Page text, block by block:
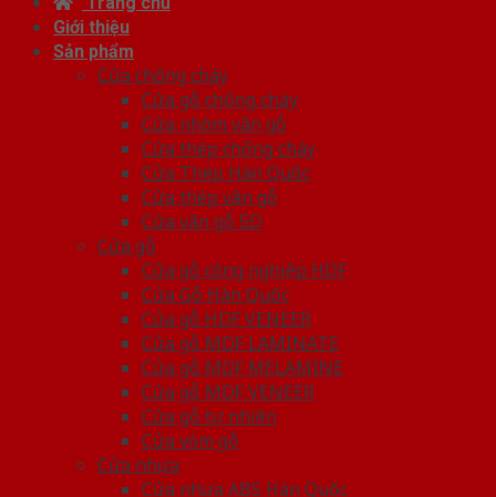
Giới thiệu
Sản phẩm
Cửa chống cháy
Cửa gỗ chống cháy
Cửa nhôm vân gỗ
Cửa thép chống cháy
Cửa Thép Hàn Quốc
Cửa thép vân gỗ
Cửa vân gỗ 5D
Cửa gỗ
Cửa gỗ công nghiệp HDF
Cửa Gỗ Hàn Quốc
Cửa gỗ HDF VENEER
Cửa gỗ MDF LAMINATE
Cửa gỗ MDF MELAMINE
Cửa gỗ MDF VENEER
Cửa gỗ tự nhiên
Cửa vòm gỗ
Cửa nhựa
Cửa nhựa ABS Hàn Quốc